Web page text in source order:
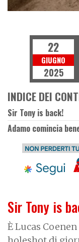
Sir Tony is
È Lucas
22
GIUGNO
2025
INDICE DEI
Sir Tony is back!
Adamo comincia